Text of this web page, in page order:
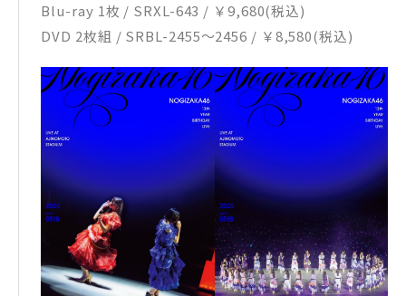
Blu-ray 1枚 / SRXL-643 / ￥9,680(税込)
DVD 2枚組 / SRBL-2455～2456 / ￥8,580(税込)